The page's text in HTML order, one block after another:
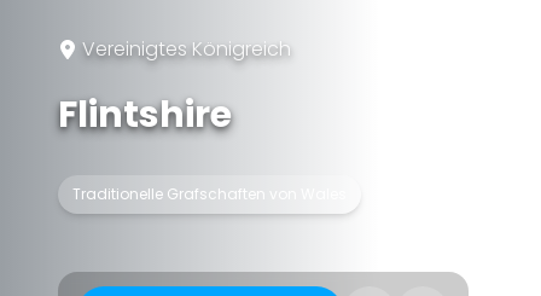
Vereinigtes Königreich
Flintshire
Traditionelle Grafschaften von Wales